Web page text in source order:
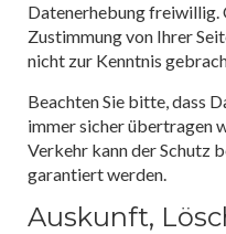
Datenerhebung freiwillig.
Zustimmung von Ihrer
nicht zur Kenntnis
Beachten Sie bitte, dass
immer sicher übertragen
Verkehr kann der Schutz
garantiert werden.
Auskunft,